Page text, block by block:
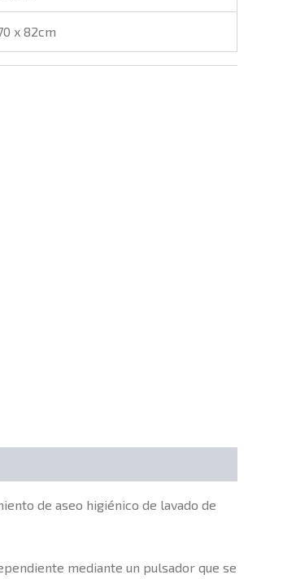
x 82cm
de aseo higiénico de lavado de
mediante un pulsador que se